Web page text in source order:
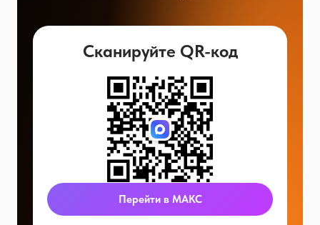
Сканируйте QR-код
Перейти в МАКС